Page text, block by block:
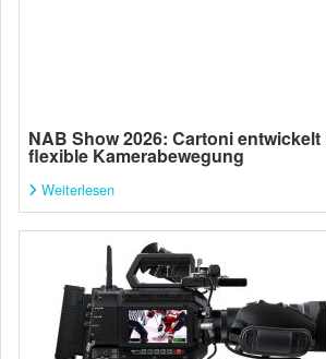
NAB Show 2026: Cartoni
flexible Kamerabewegung
Weiterlesen